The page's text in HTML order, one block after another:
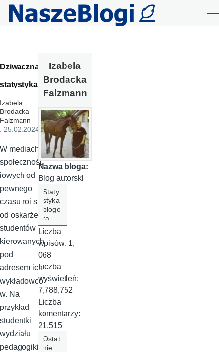
Przejdź do treści
Dziwaczna
statystyka
Izabela
Brodacka
Falzmann
, 25.02.2024
W mediach
społecznośc
iowych od
pewnego
czasu roi się
od oskarżeń
studentów
kierowanych
pod
adresem ich
wykładowcó
w. Na
przykład
studentki
wydziału
pedagogiki
Izabela
Brodacka
Falzmann
Nazwa bloga:
Blog autorski
Staty
styka
bloge
ra
Liczba
wpisów: 1,
068
Liczba
wyświetleń:
7,788,752
Liczba
komentarzy:
21,515
Ostat
nie